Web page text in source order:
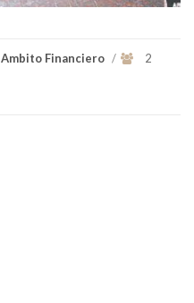
Ambito Financiero / 2